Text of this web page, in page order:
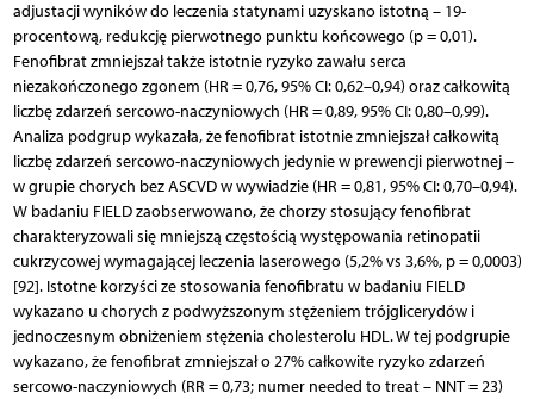
adjustacji wyników do leczenia statynami uzyskano istotną – 19-
procentową, redukcję pierwotnego punktu końcowego (p = 0,01).
Fenofibrat zmniejszał także istotnie ryzyko zawału serca
niezakończonego zgonem (HR = 0,76, 95% CI: 0,62–0,94) oraz całkowitą
liczbę zdarzeń sercowo-naczyniowych (HR = 0,89, 95% CI: 0,80–0,99).
Analiza podgrup wykazała, że fenofibrat istotnie zmniejszał całkowitą
liczbę zdarzeń sercowo-naczyniowych jedynie w prewencji pierwotnej –
w grupie chorych bez ASCVD w wywiadzie (HR = 0,81, 95% CI: 0,70–0,94).
W badaniu FIELD zaobserwowano, że chorzy stosujący fenofibrat
charakteryzowali się mniejszą częstością występowania retinopatii
cukrzycowej wymagającej leczenia laserowego (5,2% vs 3,6%, p = 0,0003)
[92]. Istotne korzyści ze stosowania fenofibratu w badaniu FIELD
wykazano u chorych z podwyższonym stężeniem trójglicerydów i
jednoczesnym obniżeniem stężenia cholesterolu HDL. W tej podgrupie
wykazano, że fenofibrat zmniejszał o 27% całkowite ryzyko zdarzeń
sercowo-naczyniowych (RR = 0,73; numer needed to treat – NNT = 23)